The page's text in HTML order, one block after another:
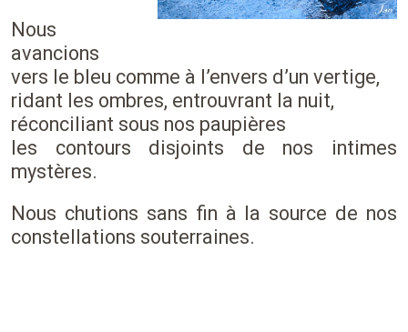
Nous
avancions
vers le bleu comme à l’envers d’un vertige,
ridant les ombres, entrouvrant la nuit,
réconciliant sous nos paupières
les contours disjoints de nos intimes
mystères.
Nous chutions sans fin à la source de nos
constellations souterraines.